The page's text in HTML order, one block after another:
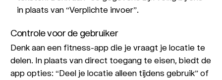
in plaats van “Verplichte invoer”.
Controle voor de gebruiker
Denk aan een fitness-app die je vraagt je locatie te
delen. In plaats van direct toegang te eisen, biedt de
app opties: “Deel je locatie alleen tijdens gebruik” of